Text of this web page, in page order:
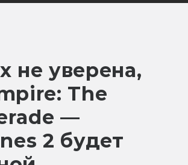
не уверена,
The
—
2 будет